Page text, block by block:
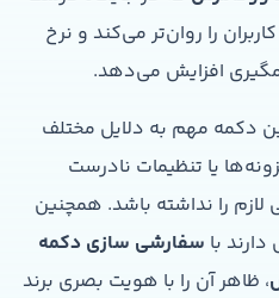
را روان‌تر می‌کند و نرخ
افزایش می‌دهد.
دکمه مهم به دلایل مختلف
یا تنظیمات نادرست
لازم را نداشته باشد. همچنین
با سفارشی سازی دکمه
، ظاهر آن را با هویت بصری برند